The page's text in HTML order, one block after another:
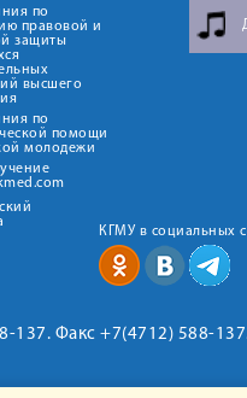
по
правовой и
защиты
высшего
по
помощи
молодежи
КГМУ в социальных
137. Факс +7(4712) 588-